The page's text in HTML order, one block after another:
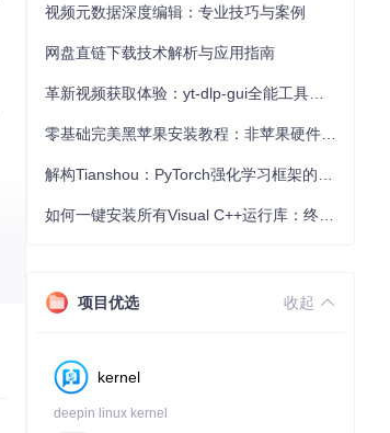
视频元数据深度编辑：专业技巧与案例
网盘直链下载技术解析与应用指南
项目优选 收起
kernel
deepin linux kernel